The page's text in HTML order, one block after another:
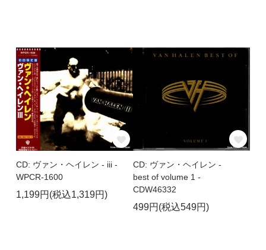
CD: ヴァン・ヘイレン - iii -
WPCR-1600
1,199円(税込1,319円)
CD: ヴァン・ヘイレン -
best of volume 1 -
CDW46332
499円(税込549円)